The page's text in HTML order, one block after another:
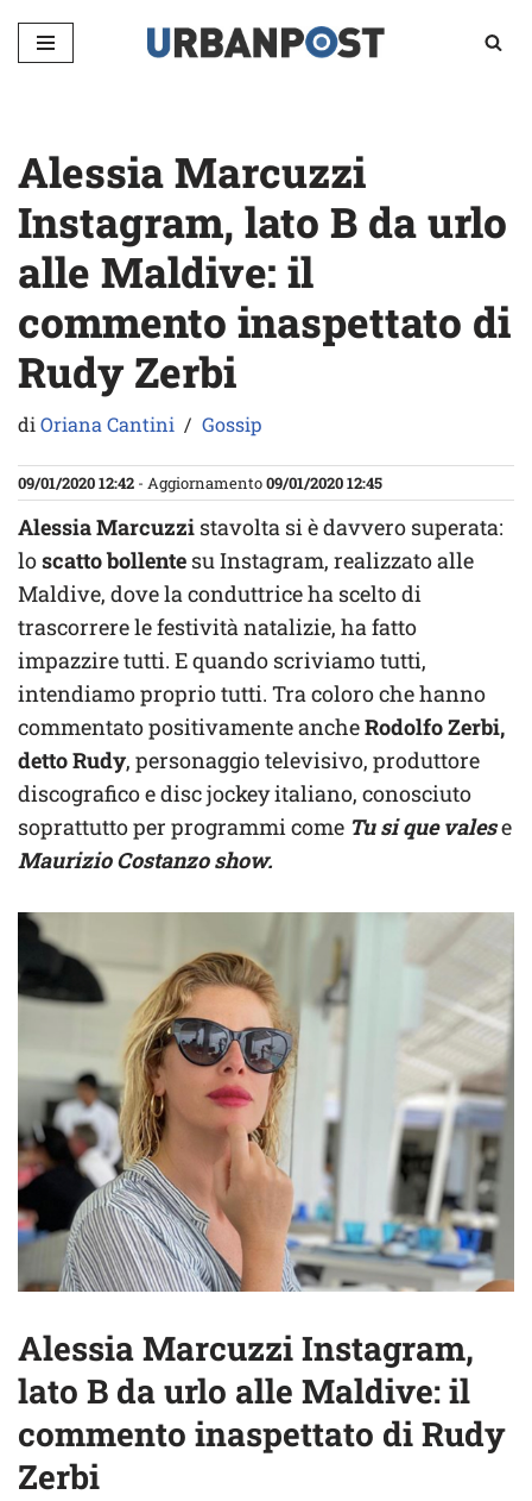
Vai
Alessia Marcuzzi
Instagram, lato B da urlo
alle Maldive: il
commento inaspettato di
Rudy Zerbi
diOriana Cantini Gossip
09/01/2020 12:42 - Aggiornamento09/01/2020 12:45
Alessia Marcuzzi stavolta si è davvero superata:
loscatto bollente su Instagram, realizzato alle
Maldive, dove la conduttrice ha scelto di
trascorrere le festività natalizie, ha fatto
impazzire tutti. E quando scriviamo tutti,
intendiamo proprio tutti. Tra coloro che hanno
commentato positivamente ancheRodolfo Zerbi,
detto Rudy, personaggio televisivo, produttore
discografico e disc jockey italiano, conosciuto
soprattutto per programmi come Tu si que valese
Maurizio Costanzo show.
Alessia Marcuzzi Instagram,
lato B da urlo alle Maldive: il
commento inaspettato di Rudy
Zerbi